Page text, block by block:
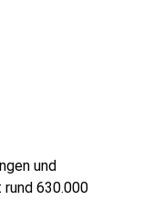
und
630.000